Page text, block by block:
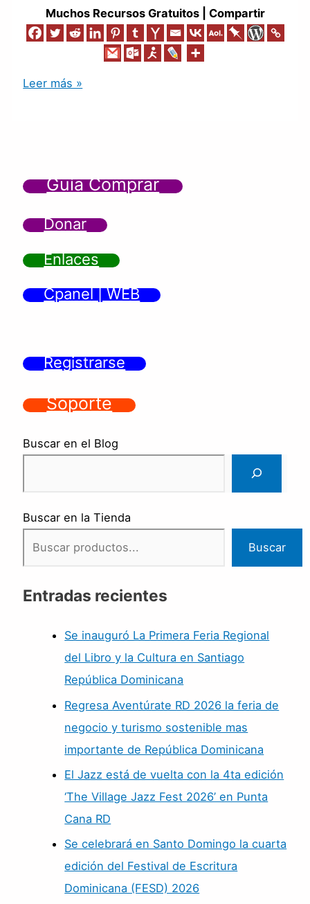
Muchos Recursos Gratuitos | Compartir
Leer más »
Guía Comprar
Donar
Enlaces
Cpanel | WEB
Registrarse
Soporte
Buscar en el Blog
Buscar en la Tienda
Buscar
Entradas recientes
Se inauguró La Primera Feria Regional
del Libro y la Cultura en Santiago
República Dominicana
Regresa Aventúrate RD 2026 la feria de
negocio y turismo sostenible mas
importante de República Dominicana
El Jazz está de vuelta con la 4ta edición
‘The Village Jazz Fest 2026’ en Punta
Cana RD
Se celebrará en Santo Domingo la cuarta
edición del Festival de Escritura
Dominicana (FESD) 2026